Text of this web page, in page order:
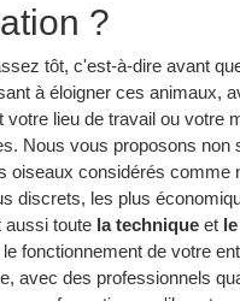
?
tôt, c'est-à-dire avant
à éloigner ces animaux,
votre lieu de travail ou votre
Nous vous proposons
oiseaux considérés
discrets, les plus
aussi toute la technique et
fonctionnement de votre
avec des professionnels